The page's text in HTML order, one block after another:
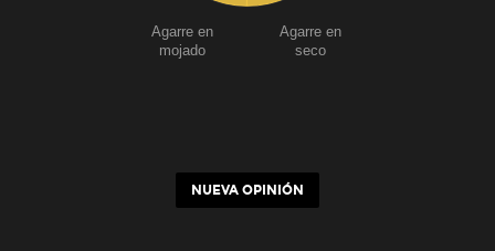
Agarre en
seco
Agarre en
mojado
NUEVA OPINIÓN